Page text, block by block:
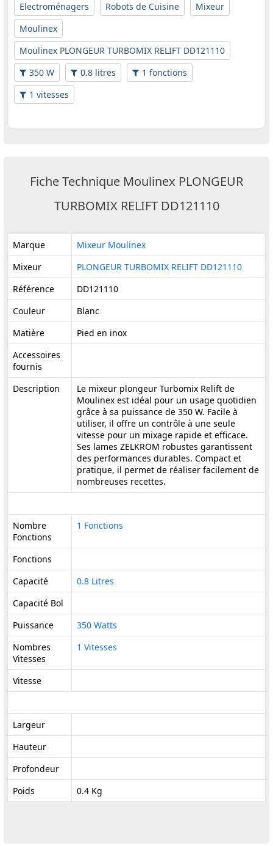
Electroménagers Robots de Cuisine
Mixeur
Moulinex
Moulinex PLONGEUR TURBOMIX RELIFT DD121110
350 W
0.8 litres
1 fonctions
1 vitesses
Fiche Technique Moulinex PLONGEUR
TURBOMIX RELIFT DD121110
Marque
Mixeur Moulinex
Mixeur
PLONGEUR TURBOMIX RELIFT DD121110
Référence
DD121110
Couleur
Blanc
Matière
Pied en inox
Accessoires
fournis
Description
Le mixeur plongeur Turbomix Relift de
Moulinex est idéal pour un usage quotidien
grâce à sa puissance de 350 W. Facile à
utiliser, il offre un contrôle à une seule
vitesse pour un mixage rapide et efficace.
Ses lames ZELKROM robustes garantissent
des performances durables. Compact et
pratique, il permet de réaliser facilement de
nombreuses recettes.
Nombre
Fonctions
1 Fonctions
Fonctions
Capacité
0.8 Litres
Capacité Bol
Puissance
350 Watts
Nombres
Vitesses
1 Vitesses
Vitesse
Largeur
Hauteur
Profondeur
Poids
0.4 Kg